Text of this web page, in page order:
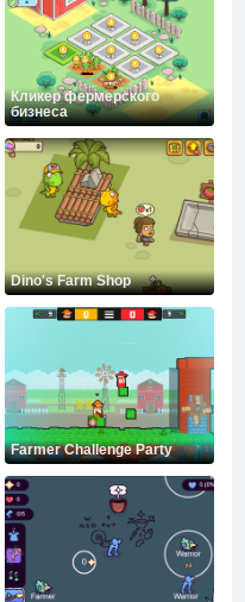
Кликер фермерского
бизнеса
Dino's Farm Shop
Farmer Challenge Party